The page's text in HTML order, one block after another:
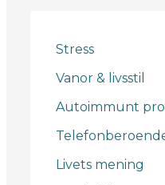
Stress
Vanor & livsstil
Autoimmunt
Livets mening